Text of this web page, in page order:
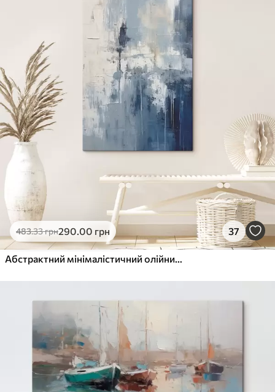
483.33грн290.00 грн 37
Абстрактний мінімалістичний олійний живопис, потертий, геометричний, пляма, синьо-білий колір